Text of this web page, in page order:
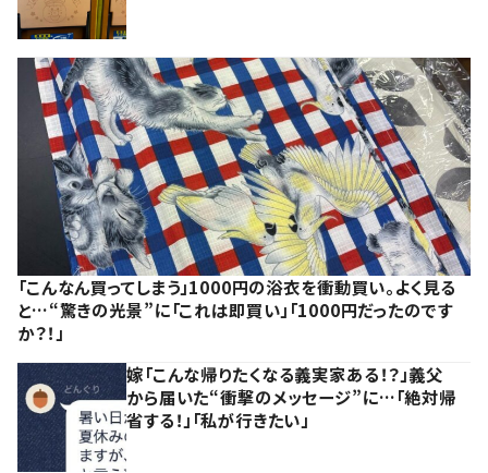
「こんなん買ってしまう」1000円の浴衣を衝動買い。よく見る
と…“驚きの光景”に「これは即買い」「1000円だったのです
か？！」
嫁「こんな帰りたくなる義実家ある！？」義父
から届いた“衝撃のメッセージ”に…「絶対帰
省する！」「私が行きたい」